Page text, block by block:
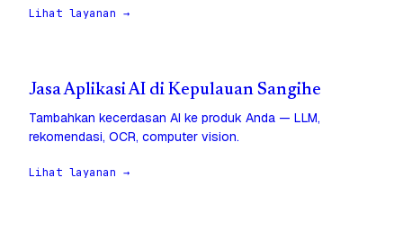
Lihat layanan →
Jasa Aplikasi AI di Kepulauan Sangihe
Tambahkan kecerdasan AI ke produk Anda — LLM,
rekomendasi, OCR, computer vision.
Lihat layanan →